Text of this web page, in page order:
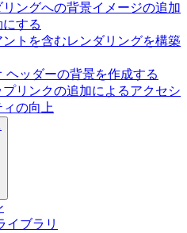
リングへの背景イメージの追加
にする
ントを含むレンダリングを構築
ヘッダーの背景を作成する
プリンクの追加によるアクセシ
ィの向上
イブラリ